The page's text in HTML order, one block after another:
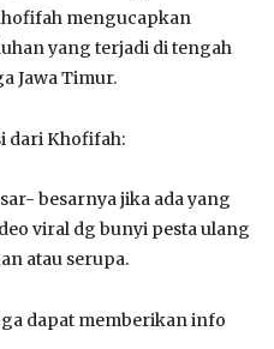
mengucapkan
yang terjadi di tengah
Jawa Timur.
dari Khofifah:
besarnya jika ada yang
viral dg bunyi pesta ulang
atau serupa.
dapat memberikan info